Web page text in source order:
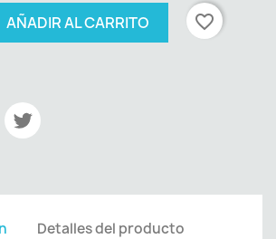
AÑADIR AL CARRITO favorite_border
Detalles del producto